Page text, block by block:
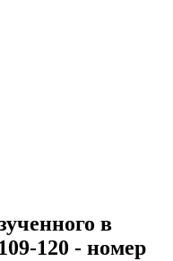
в
120 - номер